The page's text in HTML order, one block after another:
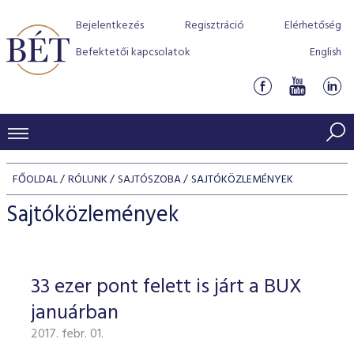
Bejelentkezés Regisztráció
Elérhetőség
Befektetői kapcsolatok
English
KERESKEDÉSI ADATOK
INDEXEK
Jelzáloglevél indexek
Vállalati kötvény indexek
Azonnali Piac
Részvények
Származékos piac
BEFEKTETŐK
Részvény szekció
Hitelpapír szekció
BÉT szabályzatok
Befektetővédelem
Alkalmazott díjstruktúra
Elszámolás
Részvény és vállalati kötvény tőzsdei bevezetését
program
BÉT Xtend - Részvénypiac egyszerűen
TŐZSDETAGOK
Tőzsdetagok, üzletkötők
VENDOROK
FŐOLDAL RÓLUNK SAJTÓSZOBA SAJTÓKÖZLEMÉNYEK
Sajtóközlemények
33 ezer pont felett is járt a BUX
januárban
2017. febr. 01.